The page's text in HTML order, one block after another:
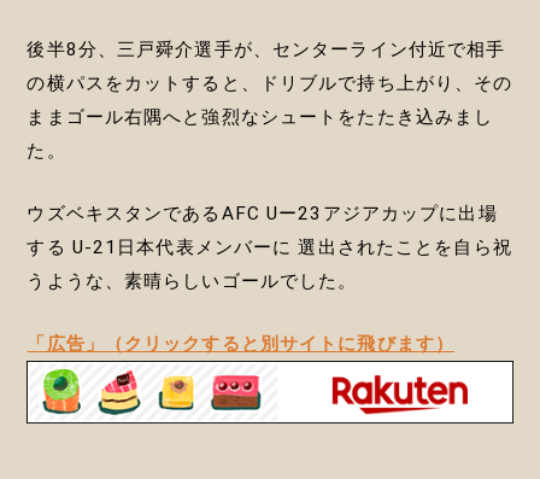
後半8分、三戸舜介選手が、センターライン付近で相手
の横パスをカットすると、ドリブルで持ち上がり、その
ままゴール右隅へと強烈なシュートをたたき込みまし
た。
ウズベキスタンであるAFC Uー23アジアカップに出場
する U-21日本代表メンバーに 選出されたことを自ら祝
うような、素晴らしいゴールでした。
「広告」（クリックすると別サイトに飛びます）